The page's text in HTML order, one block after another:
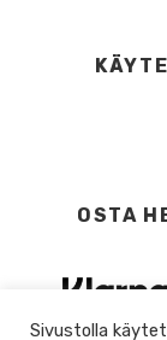
OSTA
Sivustolla